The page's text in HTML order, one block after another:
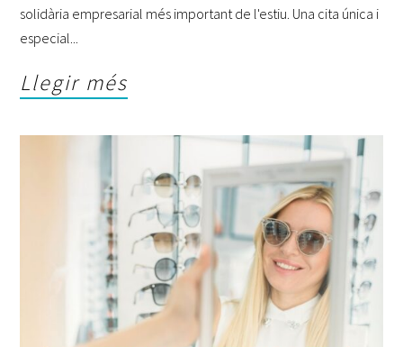
solidària empresarial més important de l'estiu. Una cita única i
especial
Llegir més